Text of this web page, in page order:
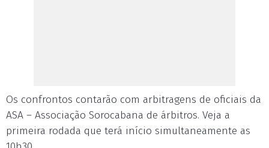
Os confrontos contarão com arbitragens de oficiais da
ASA – Associação Sorocabana de árbitros. Veja a
primeira rodada que terá início simultaneamente as